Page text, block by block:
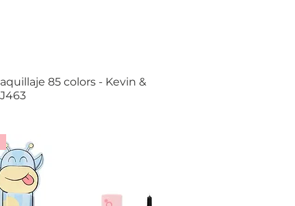
Vista rápida
85 colors - Kevin &